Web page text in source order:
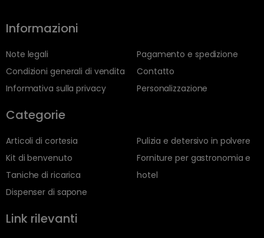
Informazioni
Note legali
Condizioni generali di vendita
Informativa sulla privacy
Pagamento e spedizione
Contatto
Personalizzazione
Categorie
Articoli di cortesia
Kit di benvenuto
Taniche di ricarica
Dispenser di sapone
Pulizia e detersivo in polvere
Forniture per gastronomia e
hotel
Link rilevanti